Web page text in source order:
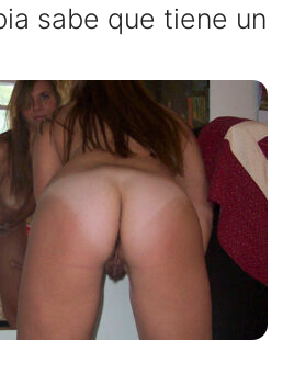
sabe que tiene un